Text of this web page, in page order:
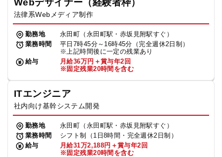
Webデザイナー（経験者枠）
法律系Webメディア制作
勤務地
永田町（永田町駅・赤坂見附駅すぐ）
業務時間
平日7時45分～16時45分（完全週休2日制）
※上記時間後に一定の残業あり
給与
月給36万円＋賞与年2回
※固定残業20時間を含む
ITエンジニア
社内向け基幹システム開発
勤務地
永田町（永田町駅・赤坂見附駅すぐ）
業務時間
シフト制（1日8時間・完全週休2日制）
給与
月給31万2,188円＋賞与年2回
※固定残業20時間を含む